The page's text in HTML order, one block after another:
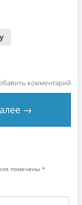
комментарий
→
помечены *